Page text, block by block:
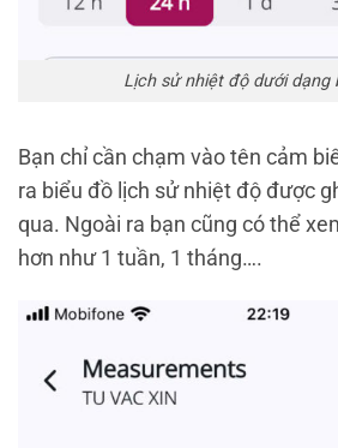
Lịch sử nhiệt độ dưới dạng
Bạn chỉ cần chạm vào tên cảm
ra biểu đồ lịch sử nhiệt độ được
qua. Ngoài ra bạn cũng có thể
hơn như 1 tuần, 1 tháng….